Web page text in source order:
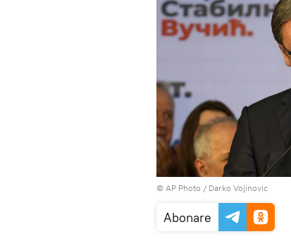
© AP Photo / Darko Vojinovic
Abonare